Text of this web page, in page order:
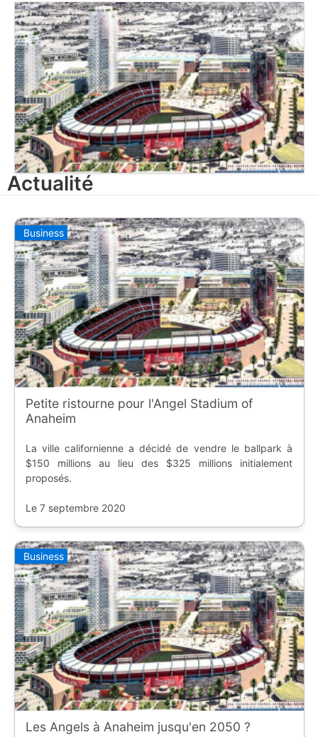
Actualité
Business
Petite ristourne pour l'Angel Stadium of
Anaheim
La ville californienne a décidé de vendre le ballpark à
$150 millions au lieu des $325 millions initialement
proposés.
Le 7 septembre 2020
Business
Les Angels à Anaheim jusqu'en 2050 ?